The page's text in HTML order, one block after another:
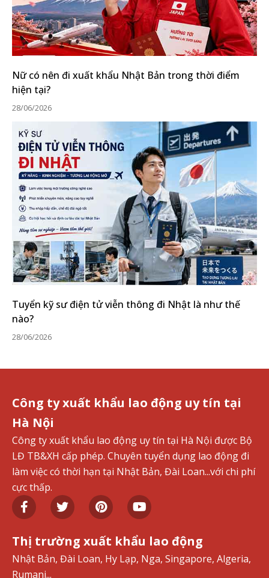
Nữ có nên đi xuất khẩu Nhật Bản trong thời điểm
hiện tại?
28/06/2026
Tuyển kỹ sư điện tử viễn thông đi Nhật là như thế
nào?
28/06/2026
Công ty xuất khẩu lao động uy tín tại
Hà Nội
Công ty xuất khẩu lao động uy tín tại Hà Nội được Bộ
LĐ TB&XH cấp phép. Chuyên tuyển dụng lao động đi
làm việc có thời hạn tại Nhật Bản, Đài Loan...với chi phí
cực thấp.
Thị trường xuất khẩu lao động
Nhật Bản, Đài Loan, Hy Lạp, Nga, Singapore, Algeria,
Rumani...